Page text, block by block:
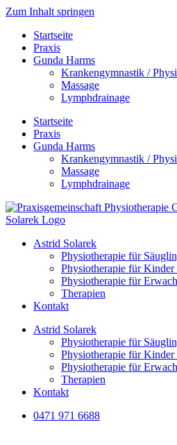
Zum Inhalt springen
Startseite
Praxis
Gunda Harms
Krankengymnastik /
Massage
Lymphdrainage
Startseite
Praxis
Gunda Harms
Krankengymnastik /
Massage
Lymphdrainage
Astrid Solarek
Physiotherapie für
Physiotherapie für Kinder
Physiotherapie für
Therapien
Kontakt
Astrid Solarek
Physiotherapie für
Physiotherapie für Kinder
Physiotherapie für
Therapien
Kontakt
0471 971 6688